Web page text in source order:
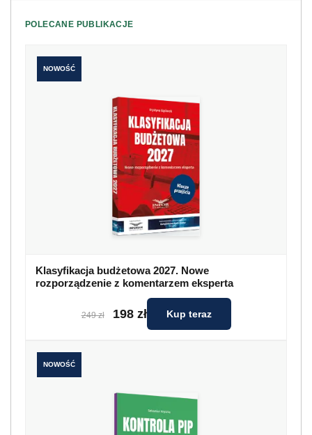
POLECANE PUBLIKACJE
NOWOŚĆ
Klasyfikacja budżetowa 2027. Nowe
rozporządzenie z komentarzem eksperta
249 zł 198 zł Kup teraz
NOWOŚĆ